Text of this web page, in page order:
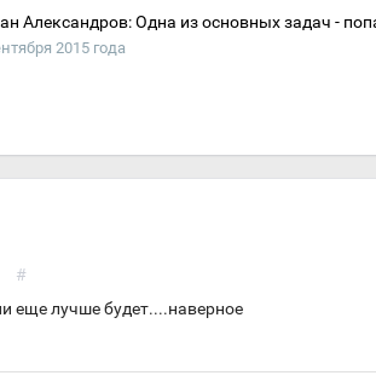
Александров: Одна из основных задач -
2015 года
#
еще лучше будет....наверное